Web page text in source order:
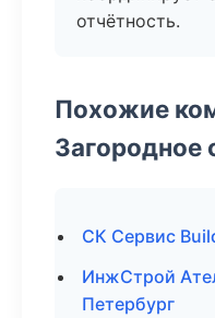
отчётность.
Похожие
Загородное
СК Сервис
ИнжСтрой
Петербург